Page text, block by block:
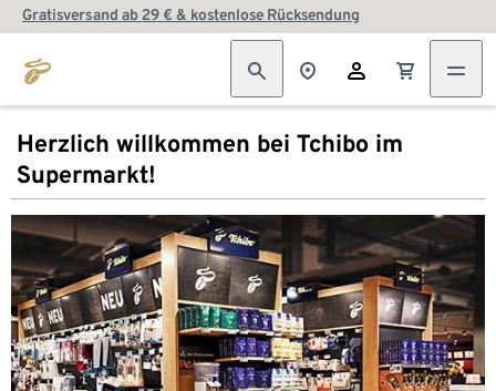
Gratisversand ab 29 € & kostenlose Rücksendung
Herzlich willkommen bei Tchibo im
Supermarkt!